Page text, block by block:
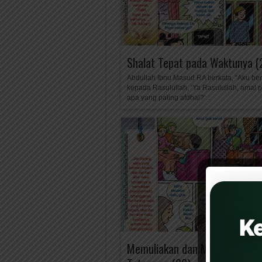
Shalat Tepat pada Waktunya
Abdullah Ibnu Masud RA berkata, “Aku
kepada Rasulullah, ‘Ya Rasulullah, amal
apa yang paling afdhal?’...
Memuliakan dan Menghormati